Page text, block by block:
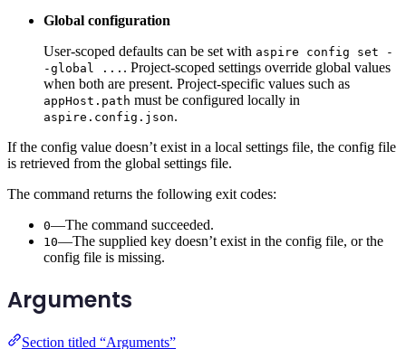
Global configuration
User-scoped defaults can be set with aspire config set -
-global ... . Project-scoped settings override global values
when both are present. Project-specific values such as
appHost.path must be configured locally in
aspire.config.json.
If the config value doesn’t exist in a local settings file, the config file
is retrieved from the global settings file.
The command returns the following exit codes:
0—The command succeeded.
10—The supplied key doesn’t exist in the config file, or the
config file is missing.
Arguments
Section titled “Arguments”